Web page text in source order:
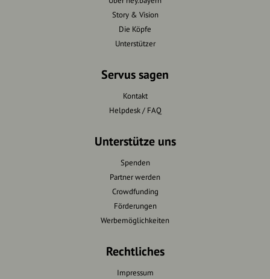
Story & Vision
Die Köpfe
Unterstützer
Servus sagen
Kontakt
Helpdesk / FAQ
Unterstütze uns
Spenden
Partner werden
Crowdfunding
Förderungen
Werbemöglichkeiten
Rechtliches
Impressum